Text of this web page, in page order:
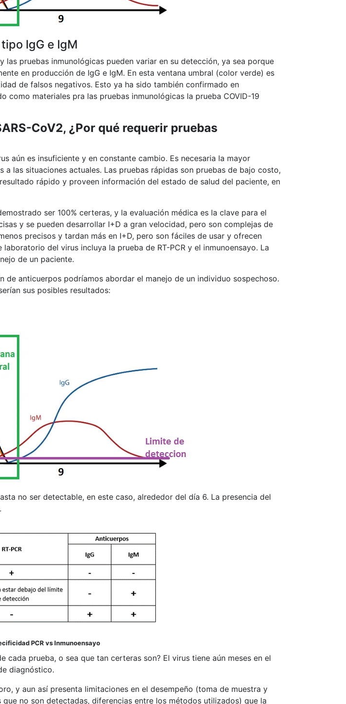
IgG e IgM
pruebas inmunológicas pueden variar en su detección, ya sea porque
en producción de IgG e IgM. En esta ventana umbral (color verde) es
de falsos negativos. Esto ya ha sido también confirmado en
como materiales pra las pruebas inmunológicas la prueba COVID-19
CoV2, ¿Por qué requerir pruebas
aún es insuficiente y en constante cambio. Es necesaria la mayor
las situaciones actuales. Las pruebas rápidas son pruebas de bajo costo,
rápido y proveen información del estado de salud del paciente, en
ser 100% certeras, y la evaluación médica es la clave para el
y se pueden desarrollar I+D a gran velocidad, pero son complejas de
precisos y tardan más en I+D, pero son fáciles de usar y ofrecen
del virus incluya la prueba de RT-PCR y el inmunoensayo. La
de un paciente.
anticuerpos podríamos abordar el manejo de un individuo sospechoso.
sus posibles resultados:
no ser detectable, en este caso, alrededor del día 6. La presencia del
PCR vs Inmunoensayo
prueba, o sea que tan certeras son? El virus tiene aún meses en el
diagnóstico.
y aun así presenta limitaciones en el desempeño (toma de muestra y
no son detectadas, diferencias entre los métodos utilizados) que la